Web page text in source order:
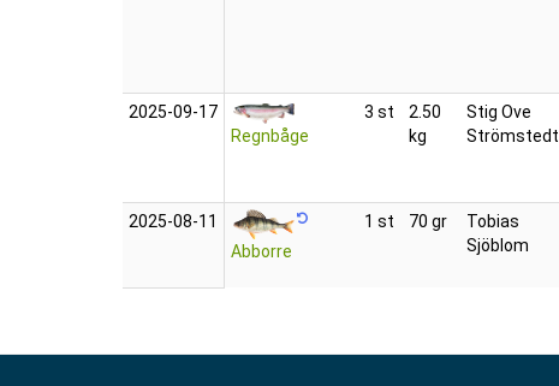
2025‑09‑17
Regnbåge
3 st
2.50
kg
Stig Ove
Strömstedt
2025‑08‑11
Abborre
1 st 70 gr
Tobias
Sjöblom